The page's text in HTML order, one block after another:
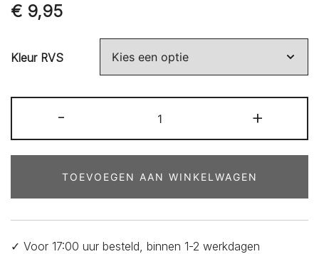
€ 9,95
Kleur RVS
-
bedel
met
hemelsblauwe
druppel
+
TOEVOEGEN AAN WINKELWAGEN
✓ Voor 17:00 uur besteld, binnen 1-2 werkdagen